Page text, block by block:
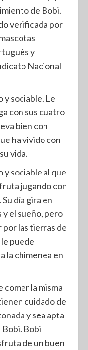
de Bobi.
verificada por
y
Nacional
y sociable. Le
con sus cuatro
bien con
ha vivido con
vida.
y sociable al que
jugando con
día gira en
y el sueño, pero
por las tierras de
puede
la chimenea en
comer la misma
cuidado de
y sea apta
Bobi. Bobi
de un buen